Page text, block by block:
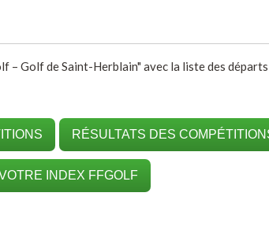
Golf de Saint-Herblain​" avec la liste des
RÉSULTATS DES
INDEX FFGOLF